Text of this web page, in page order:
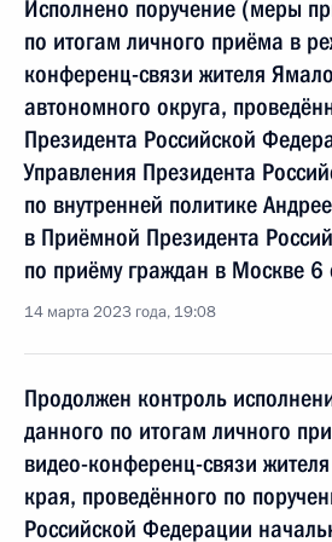
Исполнено поручение (меры
по итогам личного приёма в
конференц-связи жителя
автономного округа,
Президента Российской
Управления Президента
по внутренней политике
в Приёмной Президента
по приёму граждан в Москве 6
14 марта 2023 года, 19:08
Продолжен контроль
данного по итогам личного
видео-конференц-связи
края, проведённого по
Российской Федерации